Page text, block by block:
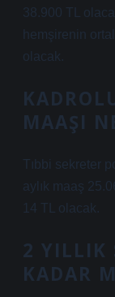
38.900 TL
hemşirenin
olacak.
MAAŞI
Tıbbi sekreter
aylık maaş
14 TL olacak.
2 YILLIK
KADAR